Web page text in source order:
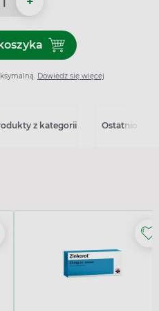
Dodaj do koszyka
Dowiedz się więcej
z kategorii Ostatnio